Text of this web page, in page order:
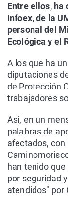
Entre ellos, ha
Infoex, de la
personal del
Ecológica y el
A los que ha
diputaciones
de Protección
trabajadores
Así, en un
palabras de
afectados, con
han tenido
por seguridad
atendidos" por